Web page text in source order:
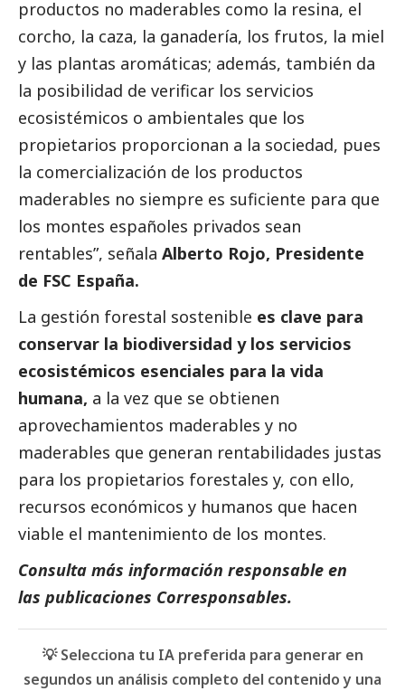
productos no maderables como la resina, el
corcho, la caza, la ganadería, los frutos, la miel
y las plantas aromáticas; además, también da
la posibilidad de verificar los servicios
ecosistémicos o ambientales que los
propietarios proporcionan a la sociedad, pues
la comercialización de los productos
maderables no siempre es suficiente para que
los montes españoles privados sean
rentables”, señala Alberto Rojo, Presidente
de FSC España.
La gestión forestal sostenible es clave para
conservar la biodiversidad y los servicios
ecosistémicos esenciales para la vida
humana, a la vez que se obtienen
aprovechamientos maderables y no
maderables que generan rentabilidades justas
para los propietarios forestales y, con ello,
recursos económicos y humanos que hacen
viable el mantenimiento de los montes.
Consulta más información responsable en
las publicaciones Corresponsables.
💡 Selecciona tu IA preferida para generar en
segundos un análisis completo del contenido y una